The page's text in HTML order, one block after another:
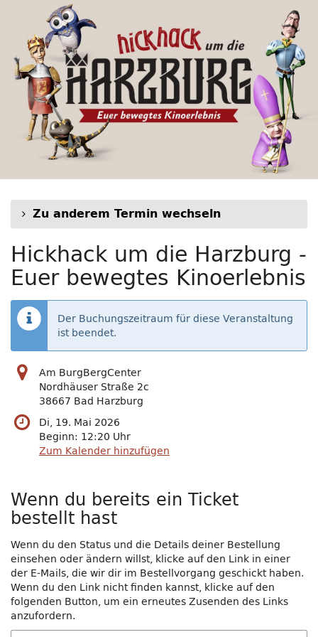
Inhalt
springen
Hickhack
um
die
Harzburg
Euer
bewegtes
Kinoerlebnis
Zu anderem Termin wechseln
Hickhack um die Harzburg -
Euer bewegtes Kinoerlebnis
Der Buchungszeitraum für diese Veranstaltung
ist beendet.
Am BurgBergCenter
Nordhäuser Straße 2c
38667 Bad Harzburg
Di, 19. Mai 2026
Beginn: 12:20 Uhr
Zum Kalender hinzufügen
Wenn du bereits ein Ticket
bestellt hast
Wenn du den Status und die Details deiner Bestellung
einsehen oder ändern willst, klicke auf den Link in einer
der E-Mails, die wir dir im Bestellvorgang geschickt haben.
Wenn du den Link nicht finden kannst, klicke auf den
folgenden Button, um ein erneutes Zusenden des Links
anzufordern.